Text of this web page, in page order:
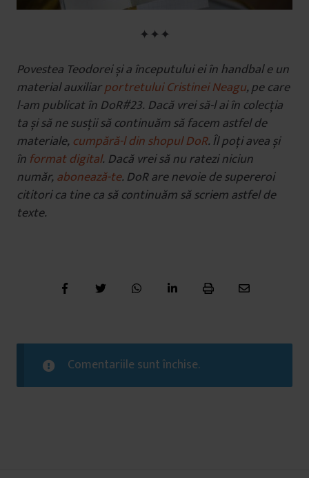
✦✦✦
Povestea Teodorei și a începutului ei în handbal e un
material auxiliarportretului Cristinei Neagu, pe care
l-am publicat în DoR#23. Dacă vrei să-l ai în colecția
ta și să ne susții să continuăm să facem astfel de
materiale, cumpără-l din shopul DoR. Îl poți avea și
în format digital. Dacă vrei să nu ratezi niciun
număr, abonează-te. DoR are nevoie de supereroi
cititori ca tine ca să continuăm să scriem astfel de
texte.
Comentariile sunt închise.